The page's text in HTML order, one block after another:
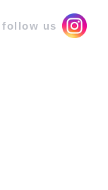
follow us